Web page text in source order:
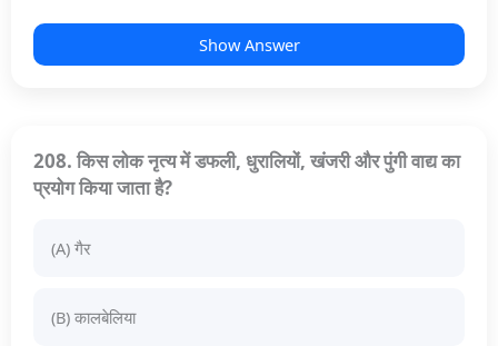
Show Answer
208. किस लोक नृत्य में डफली, धुरालियों, खंजरी और पुंगी वाद्य का
प्रयोग किया जाता है?
(A) गैर
(B) कालबेलिया